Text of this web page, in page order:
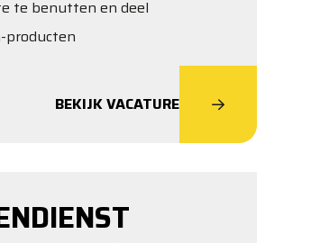
te benutten en deel
producten
BEKIJK VACATURE